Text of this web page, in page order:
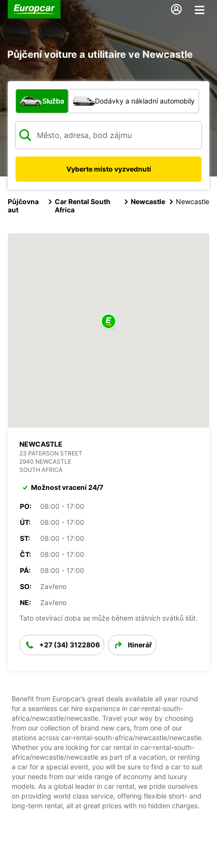
Půjčení voiture a utilitaire ve Newcastle
Jaký typ vozidla?
Služba Dodávky a nákladní automobily
Vyberte místo vyzvednutí
Půjčovna
aut
Car Rental South
Africa
Newcastle Newcastle
NEWCASTLE
23 PATERSON STREET
2940 NEWCASTLE
SOUTH AFRICA
Možnost vracení 24/7
PO:
08:00 - 17:00
ÚT:
08:00 - 17:00
ST:
08:00 - 17:00
ČT:
08:00 - 17:00
PÁ:
08:00 - 17:00
SO:
Zavřeno
NE:
Zavřeno
Tato otevírací doba se může během státních svátků lišit.
+27 (34) 3122806 Itinerář
Benefit from Europcar’s great deals available all year round
for a seamless car hire experience in car-rental-south-
africa/newcastle/newcastle. Travel your way by choosing
from our collection of brand new cars, from one of our
stations across car-rental-south-africa/newcastle/newcastle.
Whether you are looking for car rental in car-rental-south-
africa/newcastle/newcastle as part of a vacation, or renting
a car for a special event, you will be sure to find a car to suit
your needs from our wide range of economy and luxury
models. As a global leader in car rental, we pride ourselves
on providing world class service, offering flexible short- and
long-term rental, all at great prices with no hidden charges.